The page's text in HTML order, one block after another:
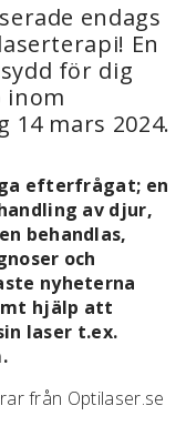
endags
En
för dig
inom
14 mars 2024.
efterfrågat; en
av djur,
behandlas,
och
nyheterna
hjälp att
laser t.ex.
från Optilaser.se